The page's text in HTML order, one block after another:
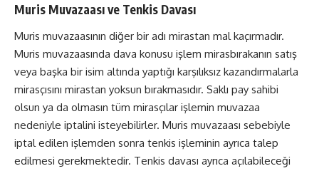
Muris Muvazaası ve Tenkis Davası
Muris muvazaasının diğer bir adı mirastan mal kaçırmadır.
Muris muvazaasında dava konusu işlem mirasbırakanın satış
veya başka bir isim altında yaptığı karşılıksız kazandırmalarla
mirasçısını mirastan yoksun bırakmasıdır. Saklı pay sahibi
olsun ya da olmasın tüm mirasçılar işlemin muvazaa
nedeniyle iptalini isteyebilirler. Muris muvazaası sebebiyle
iptal edilen işlemden sonra tenkis işleminin ayrıca talep
edilmesi gerekmektedir. Tenkis davası ayrıca açılabileceği